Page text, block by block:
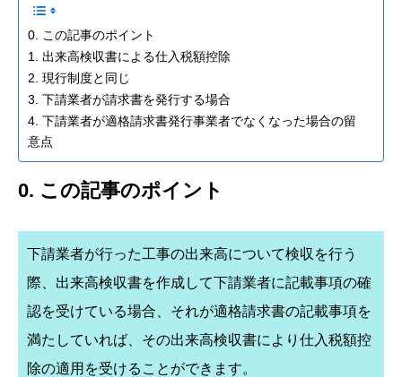
0. この記事のポイント
1. 出来高検収書による仕入税額控除
2. 現行制度と同じ
3. 下請業者が請求書を発行する場合
4. 下請業者が適格請求書発行事業者でなくなった場合の留
意点
0. この記事のポイント
下請業者が行った工事の出来高について検収を行う
際、出来高検収書を作成して下請業者に記載事項の確
認を受けている場合、それが適格請求書の記載事項を
満たしていれば、その出来高検収書により仕入税額控
除の適用を受けることができます。